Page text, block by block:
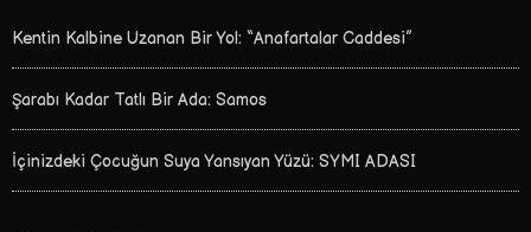
Kentin Kalbine Uzanan Bir Yol: “Anafartalar Caddesi”
Şarabı Kadar Tatlı Bir Ada: Samos
İçinizdeki Çocuğun Suya Yansıyan Yüzü: SYMI ADASI